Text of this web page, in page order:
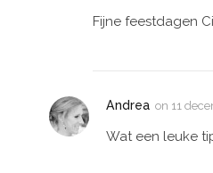
Fijne feestdagen
Andrea on 11
Wat een leuke